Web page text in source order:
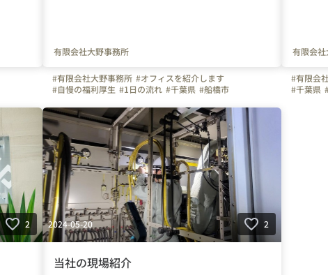
有限会社大野事務所
#有限会社大野事務所 #オフィスを紹介します
#自慢の福利厚生 #1日の流れ #千葉県 #船橋市
有限会
#有限会
#千葉県
2 2024-05-20 2
当社の現場紹介